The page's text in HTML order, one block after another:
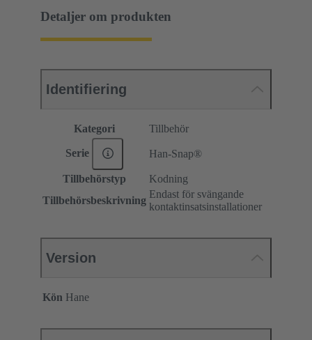
Detaljer om produkten
Identifiering
Kategori Tillbehör
Serie Han-Snap®
Tillbehörstyp
Kodning
Tillbehörsbeskrivning
Endast för svängande
kontaktinsatsinstallationer
Version
Kön Hane